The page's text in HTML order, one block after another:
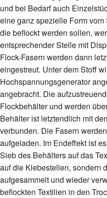
und bei Bedarf auch
eine ganz spezielle Form
die beflockt werden sollen,
entsprechender Stelle mit
Flock-Fasern werden dann
eingestreut. Unter dem Stoff
Hochspannungsgenerator
angebracht. Die
Flockbehälter und werden
Behälter ist letztendlich mit
verbunden. Die Fasern
aufgeladen. Im Endeffekt ist
Sieb des Behälters auf das
auf die Klebestellen, sondern
aufgesammelt und wieder
beflockten Textilien in den